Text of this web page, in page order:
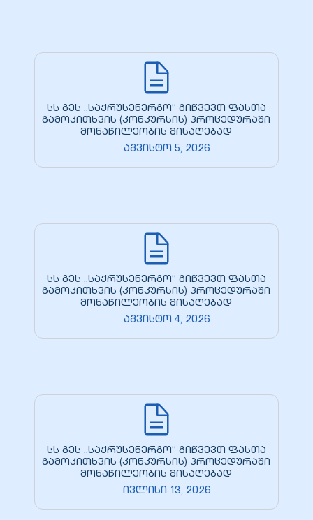
სს გეს „საქრუსენერგო“ გიწვევთ ფასთა
გამოკითხვის (კონკურსის) პროცედურაში
მონაწილეობის მისაღებად
აგვისტო 5, 2026
სს გეს „საქრუსენერგო“ გიწვევთ ფასთა
გამოკითხვის (კონკურსის) პროცედურაში
მონაწილეობის მისაღებად
აგვისტო 4, 2026
სს გეს „საქრუსენერგო“ გიწვევთ ფასთა
გამოკითხვის (კონკურსის) პროცედურაში
მონაწილეობის მისაღებად
ივლისი 13, 2026